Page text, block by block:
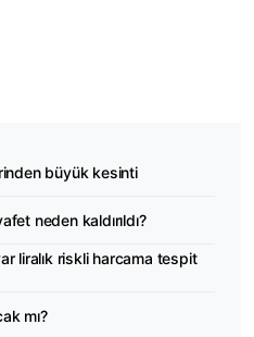
büyük kesinti
neden kaldırıldı?
liralık riskli harcama tespit
mı?